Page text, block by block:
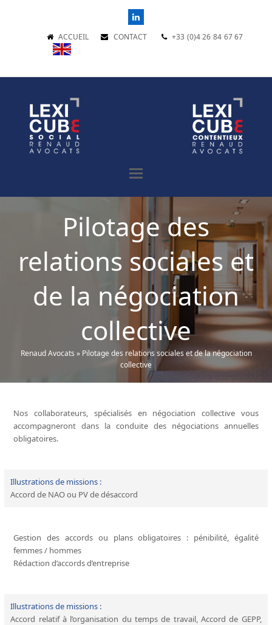
LinkedIn
ACCUEIL CONTACT +33 (0)4 26 84 67 67
Pilotage des
relations sociales et
de la négociation
collective
Renaud Avocats » Pilotage des relations sociales et de la négociation
collective
Nos collaborateurs, spécialisés en négociation collective vous
accompagneront dans la conduite des négociations annuelles
obligatoires.
Illustrations de missions :
Accord de NAO ou PV de désaccord
Gestion des accords ou plans obligatoires : pénibilité, égalité
femmes / hommes
Rédaction d’accords d’entreprise
Illustrations de missions :
Accord relatif à l’organisation du temps de travail, Accord de GEPP,